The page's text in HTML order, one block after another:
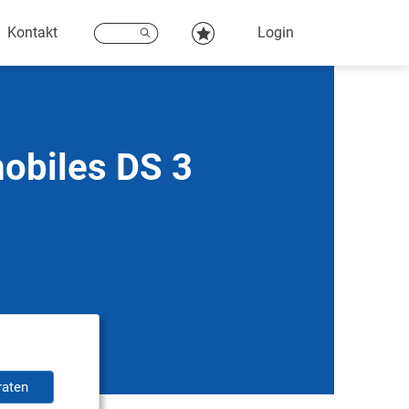
Kontakt Login
DS 3